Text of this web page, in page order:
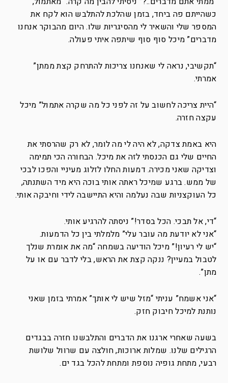
כשהייתם פה ביחד, בזמן שהלכת להתלבש הוא לקח את
המספר שלי והשאיר לי מהסיגריות שלו. היום מהבוקר אנחנו
מדברים” מיכל סוף סוף שיתפה איתי פעולה.
“תקשיבי, נראה לי שאנחנו צריכות להתרחק קצת ממתן”
אמרתי.
“היית צריכה לחשוב על זה לפני כל מה שקרה אתמול” מיכל
עקצה חזרה.
היא באמת צדקה, לא היה לי מה לומר, לא רק שהרסתי את
החיים שלי גם הכנסתי לזה את מיכל. הבחורה הכי תמימה
וצדיקה שאני מכירה. דמעות החלו לזלוג מעיניי והפכו לבכי
של ממש. ברגע שמיכל ראתה אותי בוכה היא מיד השתנתה,
כל העוקצניות שבה נעלמה והיא התיישבה לידי וחיבקה אותי.
“די, אל תבכי. הכל בסדר!” ניסתה להרגיע אותי.
“אני לא יודעת מה עובר עלי” מלמלתי בין כל הדמעות.
“יש לי רעיון!” מיכל הודיעה בשמחה “מה את אומרת שנלך
לטבול במעיין? ננקה קצת את הראש, בלי לדבר עם או על
מתן”.
“אני אשמח” עניתי “מזל שיש לי אותך” אמרתי בזמן שאני
נותנת למיכל חיבוק חזק.
בשעה שאחרי ארגנו את הדברים והתלבשנו חזרה בבגדים
הרגילים שלנו. שמלות ארוכות, חולצה עם שרוול שלושת
רבעי, מתחת גופיה נוספת ומתחת להכל בגד ים.